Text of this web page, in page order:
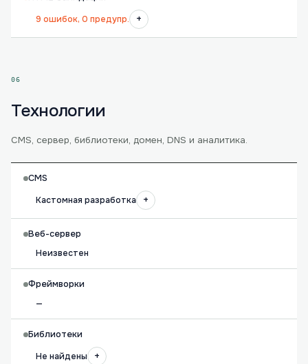
9 ошибок, 0 предупр.
+
06
Технологии
CMS, сервер, библиотеки, домен, DNS и аналитика.
CMS
Кастомная разработка
+
Веб-сервер
Неизвестен
Фреймворки
—
Библиотеки
Не найдены
+